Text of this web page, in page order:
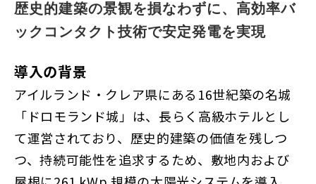
歴史的建築の景観を損なわずに、高効率バ
ックコンタクト技術で安定発電を実現
導入の背景
アイルランド・クレア県にある16世紀築の名城
「ドロモランド城」は、長らく高級ホテルとし
て運営されており、歴史的建築の価値を残しつ
つ、持続可能性を追求するため、敷地内および